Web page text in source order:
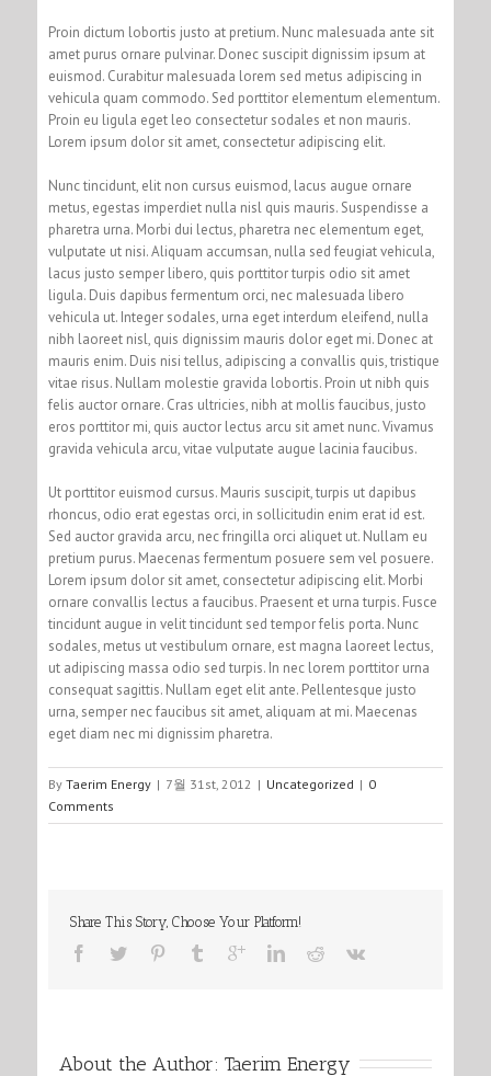
Proin dictum lobortis justo at pretium. Nunc malesuada ante sit
amet purus ornare pulvinar. Donec suscipit dignissim ipsum at
euismod. Curabitur malesuada lorem sed metus adipiscing in
vehicula quam commodo. Sed porttitor elementum elementum.
Proin eu ligula eget leo consectetur sodales et non mauris.
Lorem ipsum dolor sit amet, consectetur adipiscing elit.
Nunc tincidunt, elit non cursus euismod, lacus augue ornare
metus, egestas imperdiet nulla nisl quis mauris. Suspendisse a
pharetra urna. Morbi dui lectus, pharetra nec elementum eget,
vulputate ut nisi. Aliquam accumsan, nulla sed feugiat vehicula,
lacus justo semper libero, quis porttitor turpis odio sit amet
ligula. Duis dapibus fermentum orci, nec malesuada libero
vehicula ut. Integer sodales, urna eget interdum eleifend, nulla
nibh laoreet nisl, quis dignissim mauris dolor eget mi. Donec at
mauris enim. Duis nisi tellus, adipiscing a convallis quis, tristique
vitae risus. Nullam molestie gravida lobortis. Proin ut nibh quis
felis auctor ornare. Cras ultricies, nibh at mollis faucibus, justo
eros porttitor mi, quis auctor lectus arcu sit amet nunc. Vivamus
gravida vehicula arcu, vitae vulputate augue lacinia faucibus.
Ut porttitor euismod cursus. Mauris suscipit, turpis ut dapibus
rhoncus, odio erat egestas orci, in sollicitudin enim erat id est.
Sed auctor gravida arcu, nec fringilla orci aliquet ut. Nullam eu
pretium purus. Maecenas fermentum posuere sem vel posuere.
Lorem ipsum dolor sit amet, consectetur adipiscing elit. Morbi
ornare convallis lectus a faucibus. Praesent et urna turpis. Fusce
tincidunt augue in velit tincidunt sed tempor felis porta. Nunc
sodales, metus ut vestibulum ornare, est magna laoreet lectus,
ut adipiscing massa odio sed turpis. In nec lorem porttitor urna
consequat sagittis. Nullam eget elit ante. Pellentesque justo
urna, semper nec faucibus sit amet, aliquam at mi. Maecenas
eget diam nec mi dignissim pharetra.
By Taerim Energy | 7월 31st, 2012 | Uncategorized | 0
Comments
Share This Story, Choose Your Platform!
About the Author: Taerim Energy